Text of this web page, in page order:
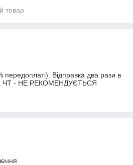
товар
Відправка два рази в
ЧТ - НЕ РЕКОМЕНДУЄТЬСЯ